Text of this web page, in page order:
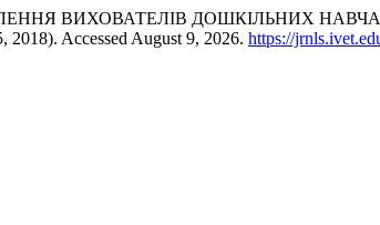
ВИХОВАТЕЛІВ ДОШКІЛЬНИХ
2018). Accessed August 9, 2026. https://